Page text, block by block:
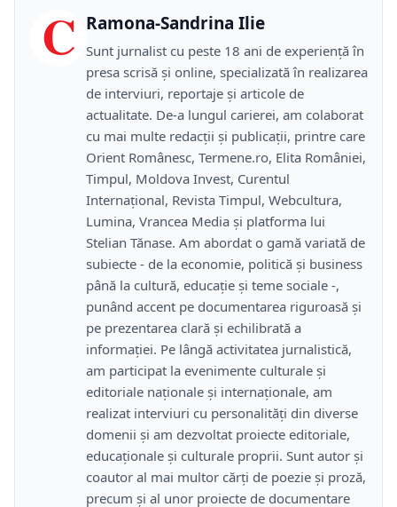
C Ramona-Sandrina Ilie
Sunt jurnalist cu peste 18 ani de experiență în
presa scrisă și online, specializată în realizarea
de interviuri, reportaje și articole de
actualitate. De-a lungul carierei, am colaborat
cu mai multe redacții și publicații, printre care
Orient Românesc, Termene.ro, Elita României,
Timpul, Moldova Invest, Curentul
Internațional, Revista Timpul, Webcultura,
Lumina, Vrancea Media și platforma lui
Stelian Tănase. Am abordat o gamă variată de
subiecte - de la economie, politică și business
până la cultură, educație și teme sociale -,
punând accent pe documentarea riguroasă și
pe prezentarea clară și echilibrată a
informației. Pe lângă activitatea jurnalistică,
am participat la evenimente culturale și
editoriale naționale și internaționale, am
realizat interviuri cu personalități din diverse
domenii și am dezvoltat proiecte editoriale,
educaționale și culturale proprii. Sunt autor și
coautor al mai multor cărți de poezie și proză,
precum și al unor proiecte de documentare